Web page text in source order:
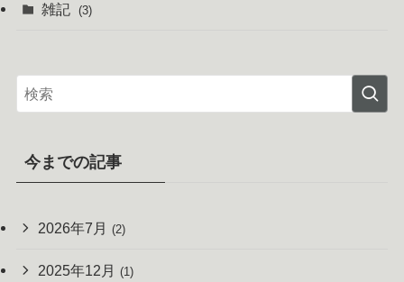
雑記 (3)
今までの記事
2026年7月 (2)
2025年12月 (1)